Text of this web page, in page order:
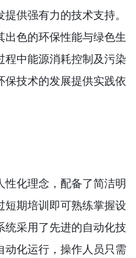
供强有力的技术支持。
出色的环保性能与绿色生
程中能源消耗控制及污染
保技术的发展提供实践依
化理念，配备了简洁明
短期培训即可熟练掌握设
统采用了先进的自动化技
动化运行，操作人员只需